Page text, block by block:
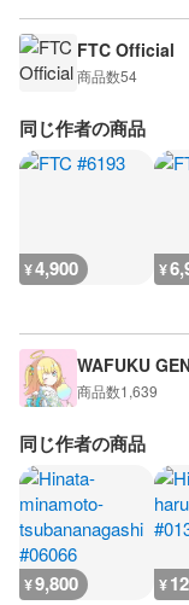
FTC Official
商品数54
同じ作者の商品
¥4,900 ¥
WAFUKU
商品数1,639
同じ作者の商品
¥9,800 ¥